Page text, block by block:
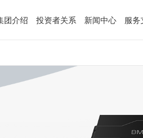
团介绍 投资者关系 新闻中心 服务